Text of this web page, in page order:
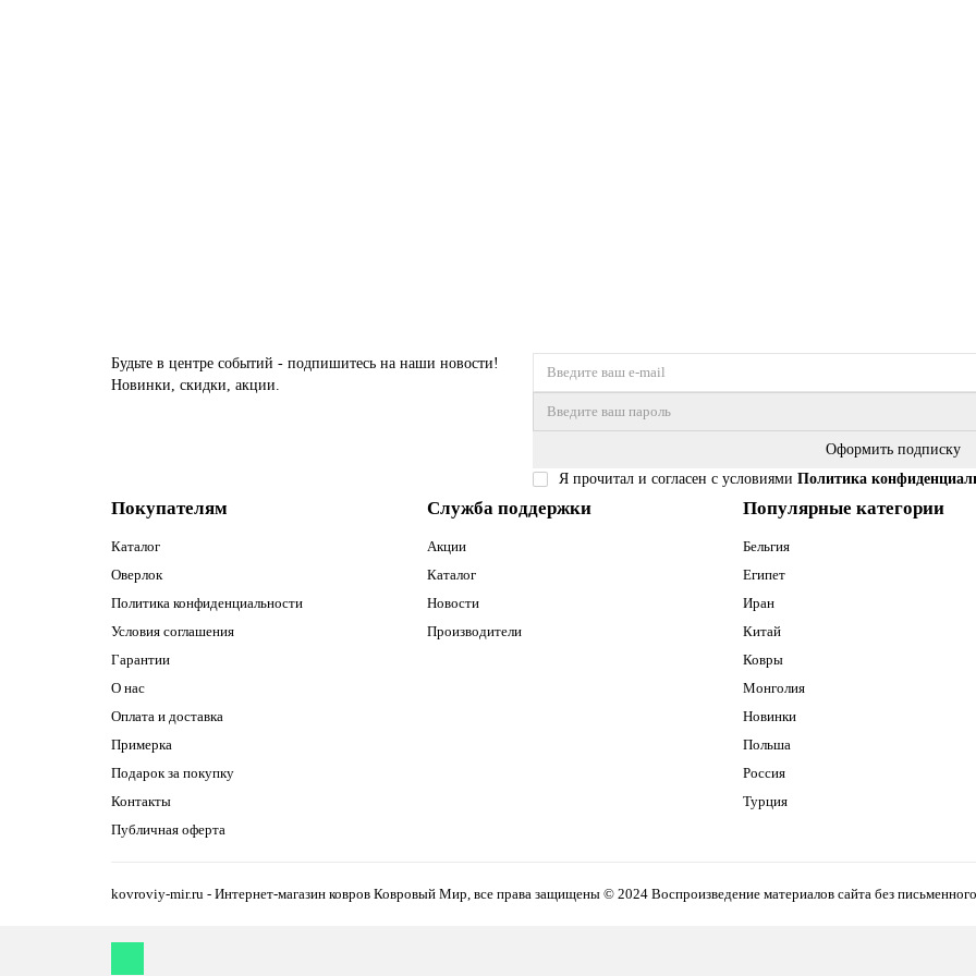
Будьте в центре событий - подпишитесь на наши новости!
Новинки, скидки, акции.
Оформить подписку
Я прочитал и согласен с условиями Политика
Покупателям
Каталог
Оверлок
Политика конфиденциальности
Условия соглашения
Гарантии
О нас
Оплата и доставка
Примерка
Подарок за покупку
Контакты
Публичная оферта
Служба поддержки
Акции
Каталог
Новости
Производители
Популярные категории
Бельгия
Египет
Иран
Китай
Ковры
Монголия
Новинки
Польша
Россия
Турция
kovroviy-mir.ru - Интернет-магазин ковров Ковровый Мир, все права защищены © 2024 Воспроизведение материалов сайта без